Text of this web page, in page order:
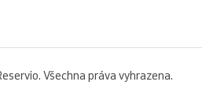
Všechna práva vyhrazena.